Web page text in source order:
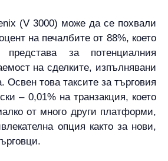
(V 3000) може да се похвали
на печалбите от 88%, което
представа за потенциалния
на сделките, изпълнявани
Освен това таксите за търговия
– 0,01% на транзакция, което
от много други платформи,
опция както за нови,